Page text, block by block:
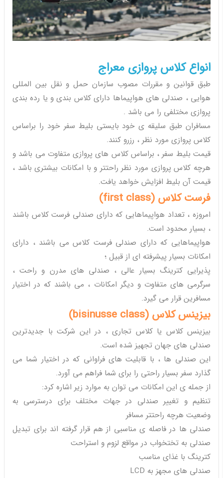
انواع کلاس پروازی معراج
طبق قوانین و مقررات مصوب سازمان حمل و نقل بین المللی
هوایی ، صندلی های هواپیماها دارای کلاس بندی و یا رده بندی
پروازی مختلفی را می باشد .
مسافران طبق سلیقه ی خود بایستی بلیط سفر خود را براساس
کلاس پروازی مورد نظر ، رزرو کنند.
قیمت بلیط سفر ، براساس کلاس های پروازی متفاوت می باشد و
هرچه کلاس پروازی مورد نظر راحتتر و با امکانات بیشتری باشد ،
قیمت آن بلیط افزایش خواهد یافت.
فرست کلاس (first class
)
امروزه ، تعداد هواپیماهایی که دارای صندلی فرست کلاس باشند
، بسیار محدود است.
هواپیماهایی که دارای صندلی فرست کلاس می باشند ، دارای
امکانات بسیار پیشرفته ای از قبیل ؛
پذیرایی کترینگ بسیار عالی ، صندلی های مدرن و راحت ،
سرگرمی های متفاوت و دیگر امکانات ، می باشند که در اختیار
مسافرین قرار می گیرد.
بیزینس کلاس (bisinusse class
)
بیزینس کلاس یا کلاس تجاری ، در این شرکت با جدیدترین
صندلی های جهان تجهیز شده است.
این صندلی ها ، با قابلیت های فراوانی که در اختیار شما می
گذارد سفر بسیار راحتی را برای شما فراهم می آورد.
از جمله ی این امکانات می توان به موارد زیر اشاره کرد:
تنظیم و تغییر صندلی در جهات مختلف برای درسترسی به
وضعیت هرچه راحتتر مسافر
صندلی ها در فاصله ی مناسبی از هم قرار گرفته اند برای تبدیل
صندلی به تختخواب در مواقع لزوم و استراحت
کترینگ با غذای مناسب
صندلی های مجهز به LCD